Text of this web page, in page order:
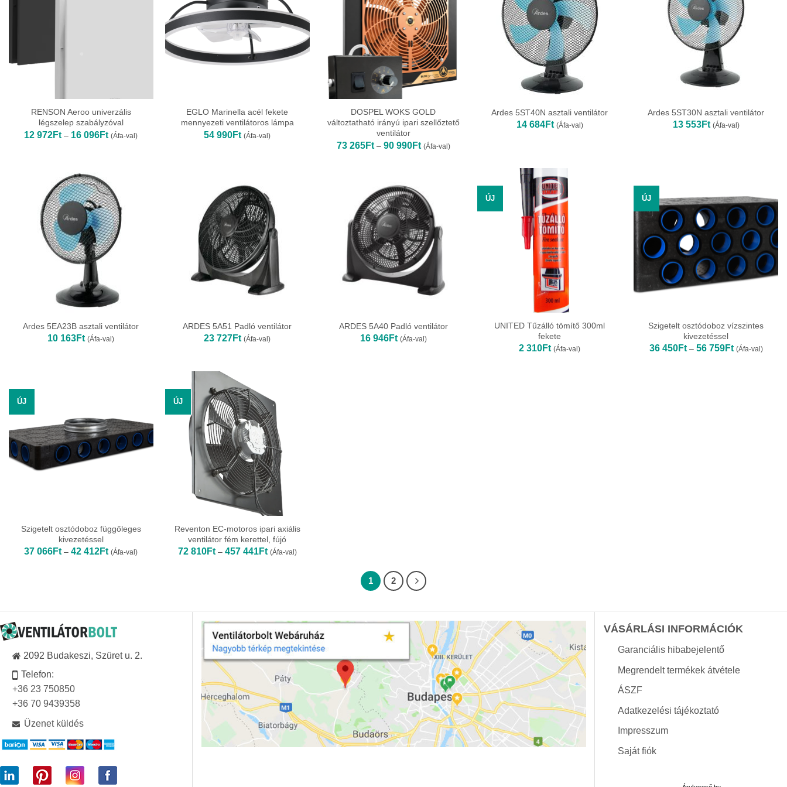
RENSON Aeroo univerzális
légszelep szabályzóval
12 972Ft – 16 096FtÁrtartomány:
12
(Áfa-val)
EGLO Marinella acél fekete
mennyezeti ventilátoros lámpa
54 990Ft (Áfa-val)
DOSPEL WOKS GOLD
változtatható irányú ipari szellőztető
ventilátor
73 265Ft – 90 990FtÁrtartomány:
73
(Áfa-val)
Ardes 5ST40N asztali ventilátor
14 684Ft (Áfa-val)
Ardes 5ST30N asztali ventilátor
13 553Ft (Áfa-val)
Ardes 5EA23B asztali ventilátor
10 163Ft (Áfa-val)
ARDES 5A51 Padló ventilátor
23 727Ft (Áfa-val)
ARDES 5A40 Padló ventilátor
16 946Ft (Áfa-val)
ÚJ
UNITED Tűzálló tömítő 300ml
fekete
2 310Ft (Áfa-val)
ÚJ
Szigetelt osztódoboz vízszintes
kivezetéssel
36 450Ft – 56 759FtÁrtartomány:
36
(Áfa-val)
ÚJ
Szigetelt osztódoboz függőleges
kivezetéssel
37 066Ft – 42 412FtÁrtartomány:
37
(Áfa-val)
ÚJ
Reventon EC-motoros ipari axiális
ventilátor fém kerettel, fújó
72 810Ft – 457 441FtÁrtartomány:
72
(Áfa-val)
1 2
2092 Budakeszi, Szüret u. 2.
Telefon:
+36 23 750850
+36 70 9439358
Üzenet küldés
VÁSÁRLÁSI INFORMÁCIÓK
Garanciális hibabejelentő
Megrendelt termékek átvétele
ÁSZF
Adatkezelési tájékoztató
Impresszum
Saját fiók